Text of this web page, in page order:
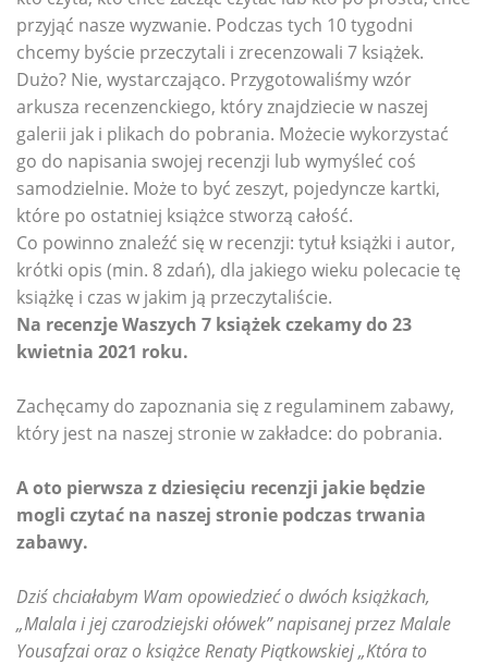
przyjąć nasze wyzwanie. Podczas tych 10 tygodni
chcemy byście przeczytali i zrecenzowali 7 książek.
Dużo? Nie, wystarczająco. Przygotowaliśmy wzór
arkusza recenzenckiego, który znajdziecie w naszej
galerii jak i plikach do pobrania. Możecie wykorzystać
go do napisania swojej recenzji lub wymyśleć coś
samodzielnie. Może to być zeszyt, pojedyncze kartki,
które po ostatniej książce stworzą całość.
Co powinno znaleźć się w recenzji: tytuł książki i autor,
krótki opis (min. 8 zdań), dla jakiego wieku polecacie tę
książkę i czas w jakim ją przeczytaliście.
Na recenzje Waszych 7 książek czekamy do 23
kwietnia 2021 roku.
Zachęcamy do zapoznania się z regulaminem zabawy,
który jest na naszej stronie w zakładce: do pobrania.
A oto pierwsza z dziesięciu recenzji jakie będzie
mogli czytać na naszej stronie podczas trwania
zabawy.
Dziś chciałabym Wam opowiedzieć o dwóch książkach,
„Malala i jej czarodziejski ołówek” napisanej przez Malale
Yousafzai oraz o książce Renaty Piątkowskiej „Która to